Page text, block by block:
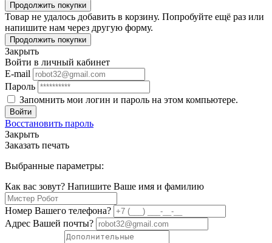
Продолжить покупки
Товар не удалось добавить в корзину. Попробуйте ещё раз или
напишите нам через другую форму.
Продолжить покупки
Закрыть
Войти в личный кабинет
E-mail
Пароль
Запомнить мои логин и пароль на этом компьютере.
Войти
Восстановить пароль
Закрыть
Заказать печать
Выбранные параметры:
Как вас зовут? Напишите Ваше имя и фамилию
Номер Вашего телефона?
Адрес Вашей почты?